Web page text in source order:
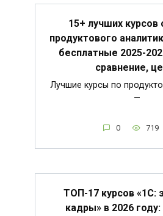
15+ лучших курсов
продуктового
бесплатные 2025-
сравнение,
Лучшие курсы по
—
0 719
ТОП-17 курсов «1С:
кадры» в 2026